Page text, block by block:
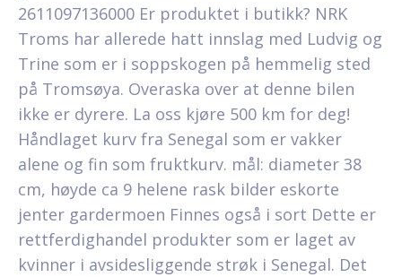
2611097136000 Er produktet i butikk? NRK
Troms har allerede hatt innslag med Ludvig og
Trine som er i soppskogen på hemmelig sted
på Tromsøya. Overaska over at denne bilen
ikke er dyrere. La oss kjøre 500 km for deg!
Håndlaget kurv fra Senegal som er vakker
alene og fin som fruktkurv. mål: diameter 38
cm, høyde ca 9 helene rask bilder eskorte
jenter gardermoen Finnes også i sort Dette er
rettferdighandel produkter som er laget av
kvinner i avsidesliggende strøk i Senegal. Det